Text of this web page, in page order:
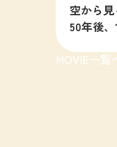
空から
50年後
MOVIE一覧